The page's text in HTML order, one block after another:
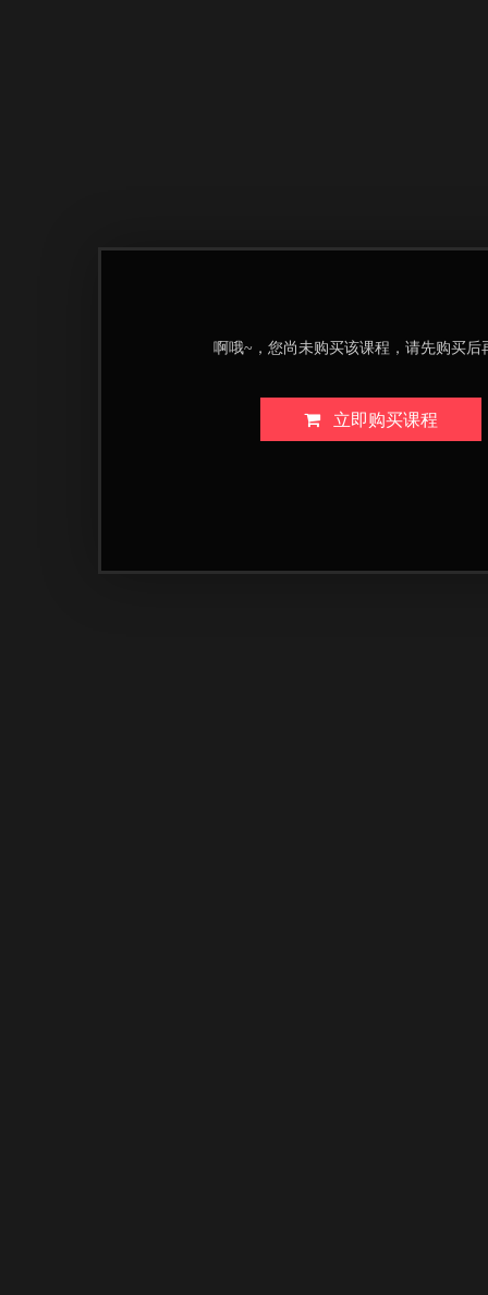
啊哦~，您尚未购买该课程，请先购买后
立即购买课程